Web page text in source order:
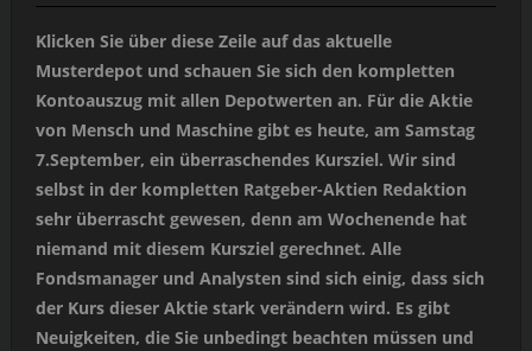
Klicken Sie über diese Zeile auf das aktuelle
Musterdepot und schauen Sie sich den kompletten
Kontoauszug mit allen Depotwerten an. Für die Aktie
von Mensch und Maschine gibt es heute, am Samstag
7.September, ein überraschendes Kursziel. Wir sind
selbst in der kompletten Ratgeber-Aktien Redaktion
sehr überrascht gewesen, denn am Wochenende hat
niemand mit diesem Kursziel gerechnet. Alle
Fondsmanager und Analysten sind sich einig, dass sich
der Kurs dieser Aktie stark verändern wird. Es gibt
Neuigkeiten, die Sie unbedingt beachten müssen und